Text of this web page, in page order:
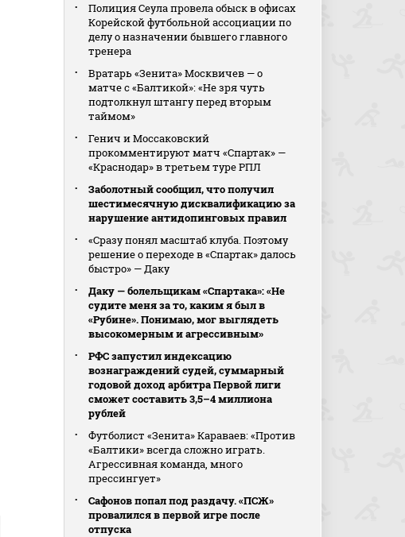
Полиция Сеула провела обыск в офисах
Корейской футбольной ассоциации по
делу о назначении бывшего главного
тренера
Вратарь «Зенита» Москвичев — о
матче с «Балтикой»: «Не зря чуть
подтолкнул штангу перед вторым
таймом»
Генич и Моссаковский
прокомментируют матч «Спартак» —
«Краснодар» в третьем туре РПЛ
Заболотный сообщил, что получил
шестимесячную дисквалификацию за
нарушение антидопинговых правил
«Сразу понял масштаб клуба. Поэтому
решение о переходе в «Спартак» далось
быстро» — Даку
Даку — болельщикам «Спартака»: «Не
судите меня за то, каким я был в
«Рубине». Понимаю, мог выглядеть
высокомерным и агрессивным»
РФС запустил индексацию
вознаграждений судей, суммарный
годовой доход арбитра Первой лиги
сможет составить 3,5–4 миллиона
рублей
Футболист «Зенита» Караваев: «Против
«Балтики» всегда сложно играть.
Агрессивная команда, много
прессингует»
Сафонов попал под раздачу. «ПСЖ»
провалился в первой игре после
отпуска